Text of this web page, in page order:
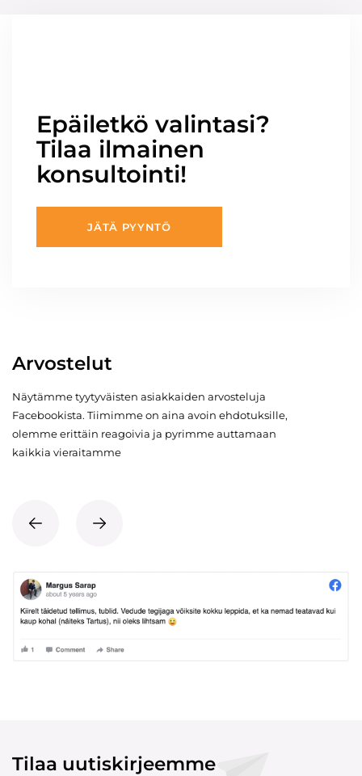
Epäiletkö valintasi?
Tilaa ilmainen
konsultointi!
JÄTÄ PYYNTÖ
Arvostelut
Näytämme tyytyväisten asiakkaiden arvosteluja
Facebookista. Tiimimme on aina avoin ehdotuksille,
olemme erittäin reagoivia ja pyrimme auttamaan
kaikkia vieraitamme
Tilaa uutiskirjeemme